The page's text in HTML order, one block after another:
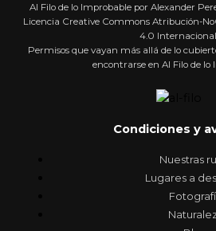
Al Filo de lo Improbable por Alexander
Licencia Creative Commons Atribución-
4.0 Internacional.
Permisos que vayan más allá de lo
encontrarse en Al Filo de lo
Condiciones y
Nuestras
Lugares a